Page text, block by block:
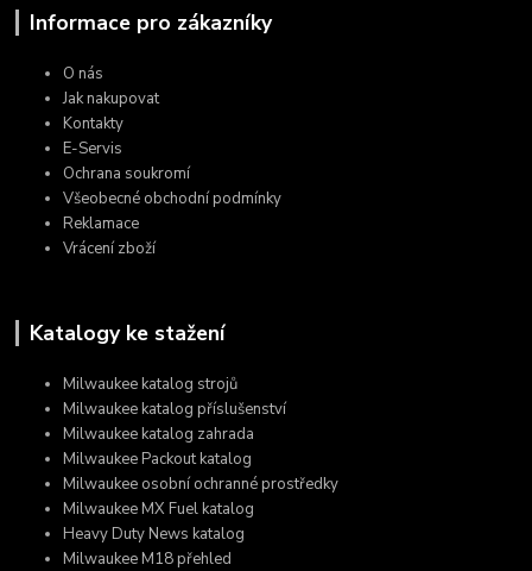
Informace pro zákazníky
O nás
Jak nakupovat
Kontakty
E-Servis
Ochrana soukromí
Všeobecné obchodní podmínky
Reklamace
Vrácení zboží
Katalogy ke stažení
Milwaukee katalog strojů
Milwaukee katalog příslušenství
Milwaukee katalog zahrada
Milwaukee Packout katalog
Milwaukee osobní ochranné prostředky
Milwaukee MX Fuel katalog
Heavy Duty News katalog
Milwaukee M18 přehled